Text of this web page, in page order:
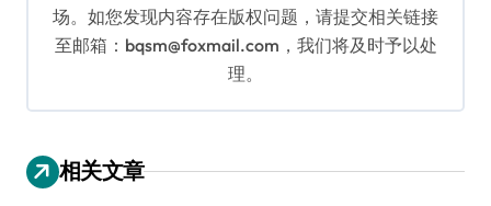
场。如您发现内容存在版权问题，请提交相关链接
至邮箱：bqsm@foxmail.com，我们将及时予以处
理。
相关文章